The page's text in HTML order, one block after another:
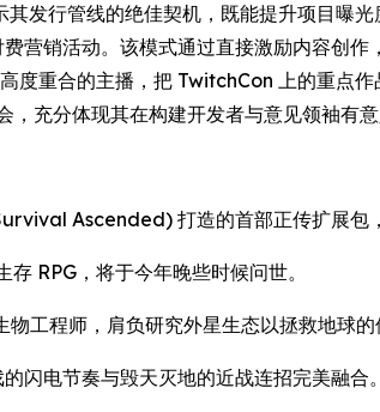
发行管线的绝佳契机，既能提升项目曝
营销活动。该模式通过直接激励内容创
度重合的主播，把 TwitchCon 上的重点
充分体现其在构建开发者与意见领袖有意
Ascended) 打造的首部正传扩展包，
RPG，将于今年晚些时候问世。
工程师，肩负研究外星生态以拯救地球的
闪电节奏与毁天灭地的近战连招完美融合。